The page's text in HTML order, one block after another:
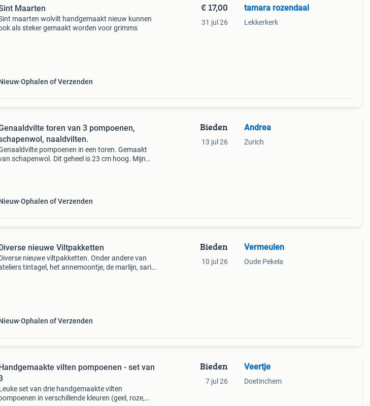
Maarten
maarten wolvilt handgemaakt nieuw kunnen
als steker gemaakt worden voor grimms
Ophalen of Verzenden
€ 17,00
31 jul 26
tamara rozendaal
Lekkerkerk
toren van 3 pompoenen,
naaldvilten.
pompoenen in een toren. Gemaakt
schapenwol. Dit geheel is 23 cm hoog. Mijn
Ophalen of Verzenden
Bieden
13 jul 26
Andrea
Zurich
nieuwe Viltpakketten
nieuwe viltpakketten. Onder andere van
tintagel, het annemoontje, de marlijn, sari
Ophalen of Verzenden
Bieden
10 jul 26
Vermeulen
Oude Pekela
vilten pompoenen - set van
set van drie handgemaakte vilten
in verschillende kleuren (geel, roze,
Bieden
7 jul 26
Veertje
Doetinchem